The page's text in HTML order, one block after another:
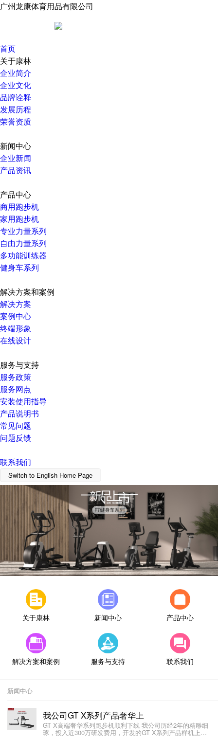
广州龙康体育用品有限公司
首页
关于康林
企业简介
企业文化
品牌诠释
发展历程
荣誉资质
新闻中心
企业新闻
产品资讯
产品中心
商用跑步机
家用跑步机
专业力量系列
自由力量系列
多功能训练器
健身车系列
解决方案和案例
解决方案
案例中心
终端形象
在线设计
服务与支持
服务政策
服务网点
安装使用指导
产品说明书
常见问题
问题反馈
联系我们
Switch to English Home Page
关于康林 新闻中心 产品中心
解决方案和案例 服务与支持 联系我们
新闻中心
我公司GT X系列产品奢华上
GT X高端奢华系列跑步机顺利下线 我公司历经2年的精雕细
琢，投入近300万研发费用，开发的GT X系列产品样机上次